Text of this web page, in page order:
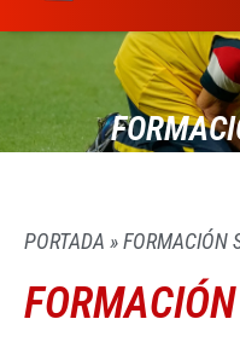
PORTADA »FORMACIÓN